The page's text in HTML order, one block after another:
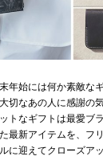
年始には何か素敵な
切なあの人に感謝の
トなギフトは最愛ブ
最新アイテムを、フ
に迎えてクローズアッ